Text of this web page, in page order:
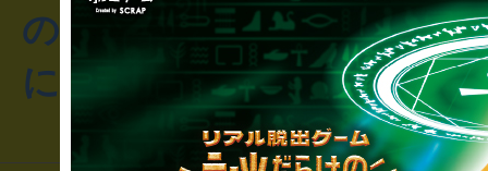
のお客様からのご質問や
にお問い合わせください